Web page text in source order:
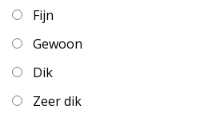
Fijn
Gewoon
Dik
Zeer dik